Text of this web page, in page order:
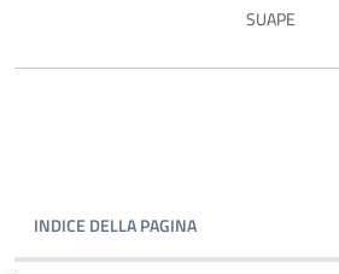
SUAPE
INDICE DELLA PAGINA